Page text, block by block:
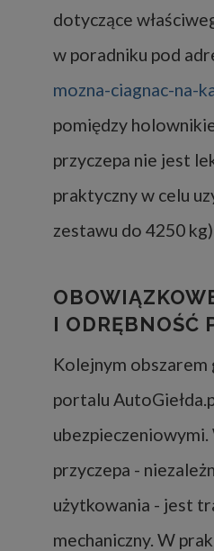
dotyczące
w poradniku pod
mozna-ciagnac-na-
pomiędzy
przyczepa nie jest
praktyczny w celu
zestawu do 4250
I ODRĘBNOŚĆ
Kolejnym
portalu
przyczepa -
użytkowania - jest
mechaniczny. W